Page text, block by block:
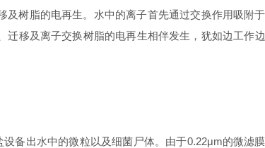
树脂的电再生。水中的离子首先通过交换作用吸附
移及离子交换树脂的电再生相伴发生，犹如边工作
备出水中的微粒以及细菌尸体。由于0.22μm的微滤